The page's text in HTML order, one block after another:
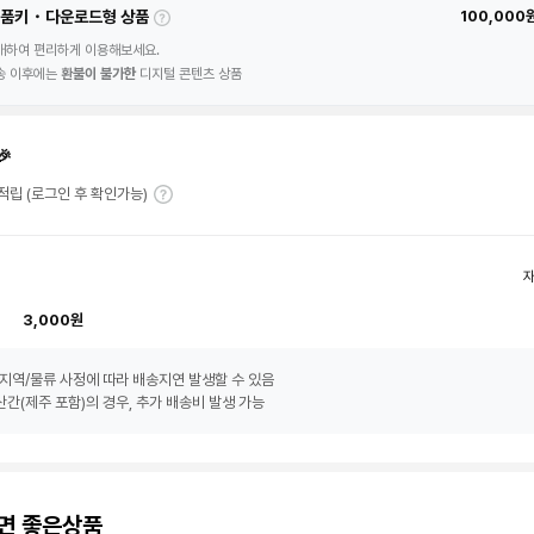
키・다운로드형 상품 100,000
하여 편리하게 이용해보세요.
이후에는 환불이 불가한디지털 콘텐츠 상품
립 (로그인 후 확인가능)
3,000원
역/물류 사정에 따라 배송지연 발생할 수 있음
간(제주 포함)의 경우, 추가 배송비 발생 가능
좋은상품